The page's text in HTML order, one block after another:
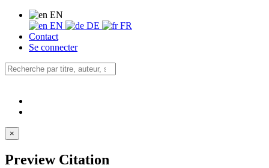
EN
EN
DE
FR
Contact
Se connecter
×
Preview Citation